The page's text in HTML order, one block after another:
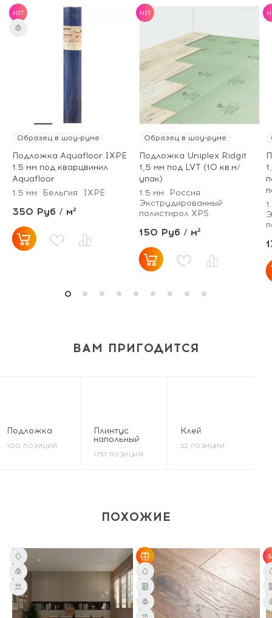
HIT
Образец в шоу-руме
Подложка Aquafloor IXPE
1.5 мм под кварцвинил
Aquafloor
1.5 мм
Бельгия IXPE
350 Руб / м²
HIT
Образец в шоу-руме
Подложка Uniplex Ridgit
1,5 мм под LVT (10 кв.м/
упак)
1.5 мм
Россия
Экструдированный
полистирол XPS
150 Руб / м²
ВАМ ПРИГОДИТСЯ
Подложка
100 ПОЗИЦИЙ
Плинтус
напольный
1757 ПОЗИЦИЙ
Клей
52 ПОЗИЦИИ
ПОХОЖИЕ
-